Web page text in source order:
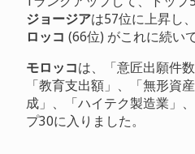
ジョージアは57位に上昇し、
ロッコ (66位) がこれに続い
モロッコは、「意匠出願件
「教育支出額」、「無形資
成」、「ハイテク製造業」
プ30に入りました。